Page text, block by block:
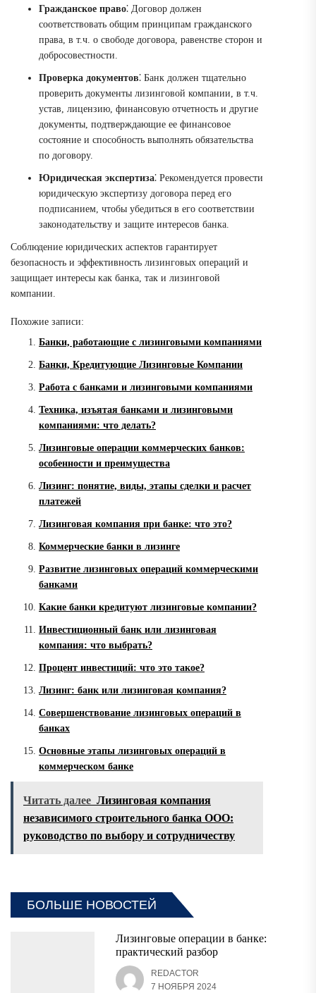
Гражданское право⁚ Договор должен
соответствовать общим принципам гражданского
права, в т.ч. о свободе договора, равенстве сторон и
добросовестности.
Проверка документов⁚ Банк должен тщательно
проверить документы лизинговой компании, в т.ч.
устав, лицензию, финансовую отчетность и другие
документы, подтверждающие ее финансовое
состояние и способность выполнять обязательства
по договору.
Юридическая экспертиза⁚ Рекомендуется провести
юридическую экспертизу договора перед его
подписанием, чтобы убедиться в его соответствии
законодательству и защите интересов банка.
Соблюдение юридических аспектов гарантирует
безопасность и эффективность лизинговых операций и
защищает интересы как банка, так и лизинговой
компании.
Похожие записи:
Банки, работающие с лизинговыми компаниями
Банки, Кредитующие Лизинговые Компании
Работа с банками и лизинговыми компаниями
Техника, изъятая банками и лизинговыми
компаниями: что делать?
Лизинговые операции коммерческих банков:
особенности и преимущества
Лизинг: понятие, виды, этапы сделки и расчет
платежей
Лизинговая компания при банке: что это?
Коммерческие банки в лизинге
Развитие лизинговых операций коммерческими
банками
Какие банки кредитуют лизинговые компании?
Инвестиционный банк или лизинговая
компания: что выбрать?
Процент инвестиций: что это такое?
Лизинг: банк или лизинговая компания?
Совершенствование лизинговых операций в
банках
Основные этапы лизинговых операций в
коммерческом банке
Читать далее Лизинговая компания
независимого строительного банка ООО:
руководство по выбору и сотрудничеству
БОЛЬШЕ НОВОСТЕЙ
Лизинговые операции в банке:
практический разбор
REDACTOR
7 НОЯБРЯ 2024